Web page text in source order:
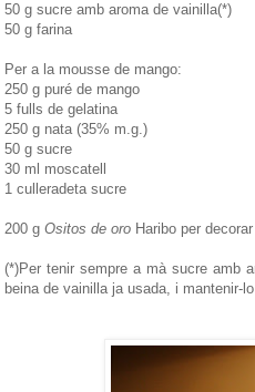
50 g sucre amb aroma de vainilla(*)
50 g farina
Per a la mousse de mango:
250 g puré de mango
5 fulls de gelatina
250 g nata (35% m.g.)
50 g sucre
30 ml moscatell
1 culleradeta sucre
200 g Ositos de oro Haribo per decorar
(*)Per tenir sempre a mà sucre amb
beina de vainilla ja usada, i mantenir-